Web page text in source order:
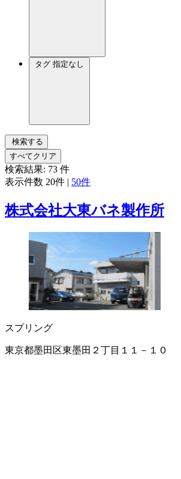
タグ 指定なし
検索する
すべてクリア
検索結果: 73 件
表示件数 20件 | 50件
株式会社大東バネ製作所
スプリング
東京都墨田区東墨田２丁目１１－１０